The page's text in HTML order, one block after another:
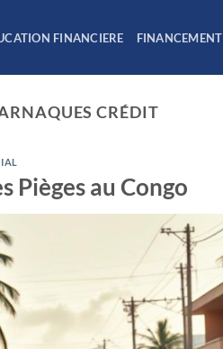
FINANCIERE FINANCEMENT
CRÉDIT
Pièges au Congo